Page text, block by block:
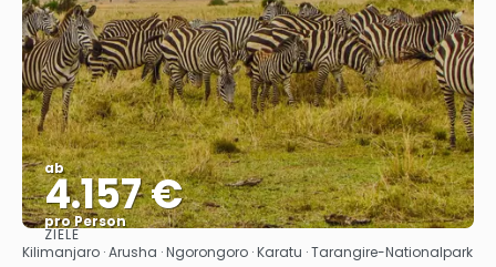
ab
4.157 €
pro Person
Sehen
ZIELE
Kilimanjaro · Arusha · Ngorongoro · Karatu · Tarangire-Nationalpark